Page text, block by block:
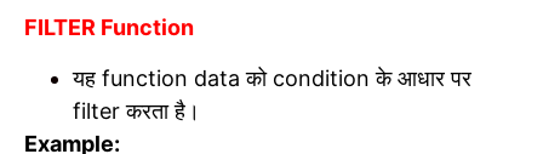
FILTER Function
यह function data को condition के आधार पर
filter करता है।
Example: